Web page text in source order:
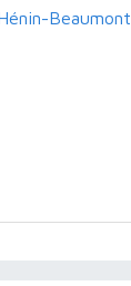
Beaumont